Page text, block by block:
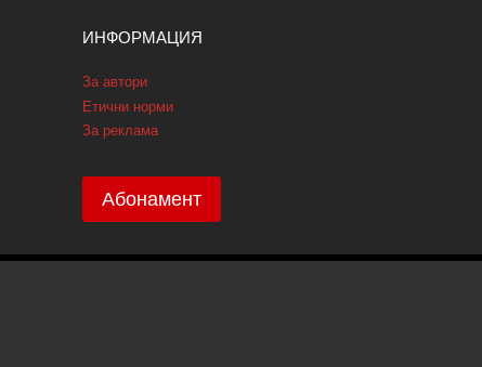
ИНФОРМАЦИЯ
За автори
Етични норми
За реклама
Абонамент